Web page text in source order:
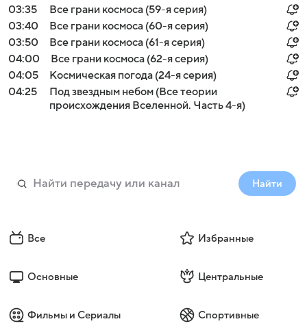
03:35
Все грани космоса (59-я серия)
03:40
Все грани космоса (60-я серия)
03:50
Все грани космоса (61-я серия)
04:00
Все грани космоса (62-я серия)
04:05
Космическая погода (24-я серия)
04:25
Под звездным небом (Все теории
происхождения Вселенной. Часть 4-я)
Найти
Все Избранные
Основные Центральные
Фильмы и Сериалы Спортивные